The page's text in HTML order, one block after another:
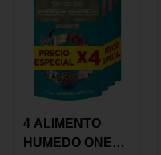
4 ALIMENTO
HUMEDO ONE